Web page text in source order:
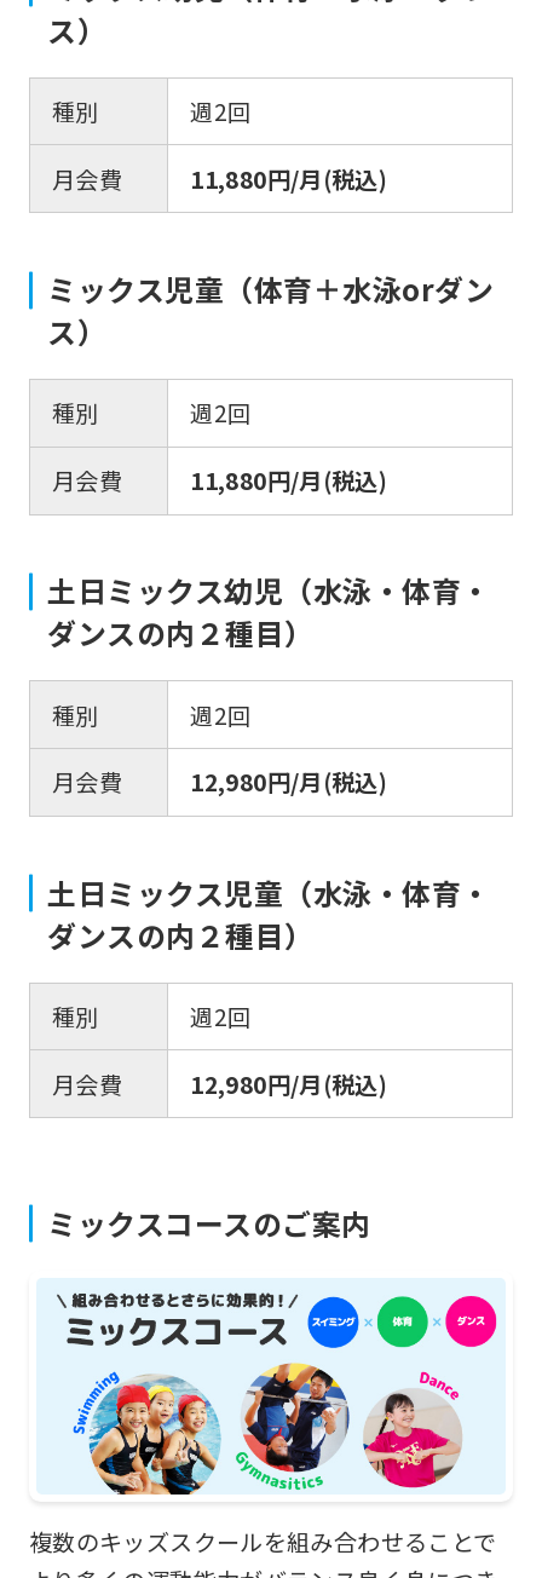
ス）
種別
週2回
月会費
11,880円/月(税込)
ミックス児童（体育＋水泳orダン
ス）
種別
週2回
月会費
11,880円/月(税込)
土日ミックス幼児（水泳・体育・
ダンスの内２種目）
種別
週2回
月会費
12,980円/月(税込)
土日ミックス児童（水泳・体育・
ダンスの内２種目）
種別
週2回
月会費
12,980円/月(税込)
ミックスコースのご案内
複数のキッズスクールを組み合わせることで
For
foreigners
Central
Sports
website
is
into
Click
the
link
below
(start
automatic
translation)
to